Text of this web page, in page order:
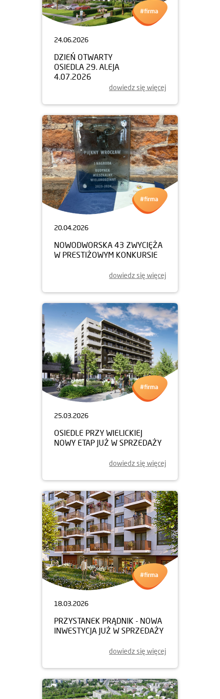
24.06.2026
DZIEŃ OTWARTY
OSIEDLA 29. ALEJA
4.07.2026
dowiedz się więcej
20.04.2026
NOWODWORSKA 43 ZWYCIĘŻA
W PRESTIŻOWYM KONKURSIE
dowiedz się więcej
25.03.2026
OSIEDLE PRZY WIELICKIEJ
NOWY ETAP JUŻ W SPRZEDAŻY
dowiedz się więcej
18.03.2026
PRZYSTANEK PRĄDNIK - NOWA
INWESTYCJA JUŻ W SPRZEDAŻY
dowiedz się więcej